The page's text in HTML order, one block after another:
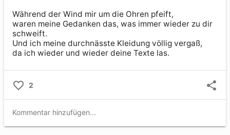
Während der Wind mir um die Ohren pfeift,
waren meine Gedanken das, was immer wieder zu dir
schweift.
Und ich meine durchnässte Kleidung völlig vergaß,
da ich wieder und wieder deine Texte las.
2